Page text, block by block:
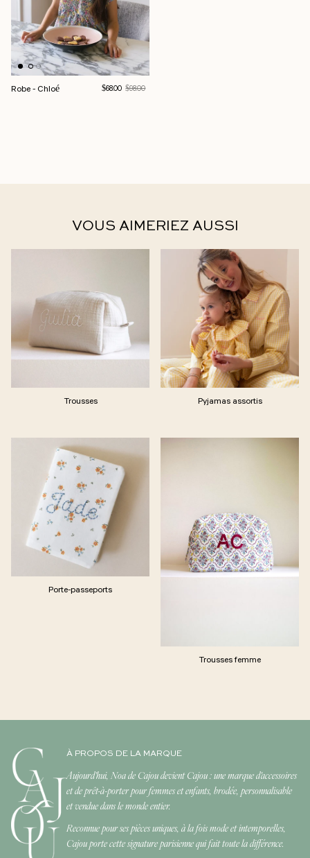
Robe - Chloé Prix deSoldes
$68.00 Prix normal
$98.00
VOUS AIMERIEZ AUSSI
Trousses Pyjamas assortis
Porte-passeports
Trousses femme
À PROPOS DE LA MARQUE
Aujourd'hui, Noa de Cajou devient Cajou : une marque d'accessoires
et de prêt-à-porter pour femmes et enfants, brodée, personnalisable
et vendue dans le monde entier.
Reconnue pour ses pièces uniques, à la fois mode et intemporelles,
Cajou porte cette signature parisienne qui fait toute la différence.